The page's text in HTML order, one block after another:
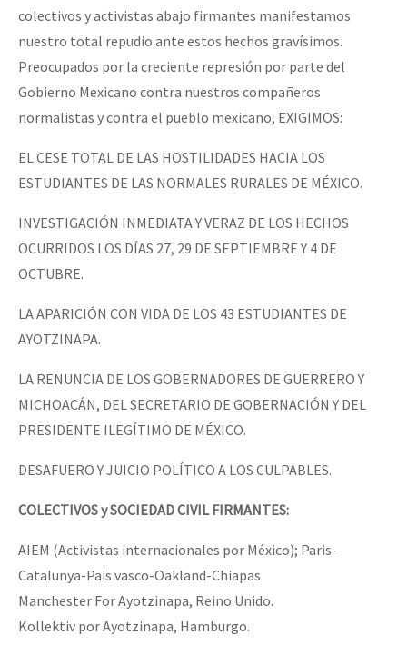
colectivos y activistas abajo firmantes manifestamos
nuestro total repudio ante estos hechos gravísimos.
Preocupados por la creciente represión por parte del
Gobierno Mexicano contra nuestros compañeros
normalistas y contra el pueblo mexicano, EXIGIMOS:
EL CESE TOTAL DE LAS HOSTILIDADES HACIA LOS
ESTUDIANTES DE LAS NORMALES RURALES DE MÉXICO.
INVESTIGACIÓN INMEDIATA Y VERAZ DE LOS HECHOS
OCURRIDOS LOS DÍAS 27, 29 DE SEPTIEMBRE Y 4 DE
OCTUBRE.
LA APARICIÓN CON VIDA DE LOS 43 ESTUDIANTES DE
AYOTZINAPA.
LA RENUNCIA DE LOS GOBERNADORES DE GUERRERO Y
MICHOACÁN, DEL SECRETARIO DE GOBERNACIÓN Y DEL
PRESIDENTE ILEGÍTIMO DE MÉXICO.
DESAFUERO Y JUICIO POLÍTICO A LOS CULPABLES.
COLECTIVOS y SOCIEDAD CIVIL FIRMANTES:
AIEM (Activistas internacionales por México); Paris-
Catalunya-Pais vasco-Oakland-Chiapas
Manchester For Ayotzinapa, Reino Unido.
Kollektiv por Ayotzinapa, Hamburgo.